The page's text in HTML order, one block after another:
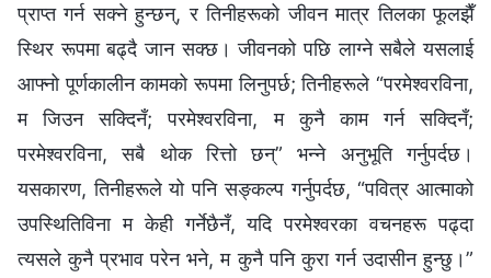
प्राप्त गर्न सक्‍ने हुन्छन्, र तिनीहरूको जीवन मात्र तिलका फूलझैँ
स्थिर रूपमा बढ्दै जान सक्छ। जीवनको पछि लाग्ने सबैले यसलाई
आफ्नो पूर्णकालीन कामको रूपमा लिनुपर्छ; तिनीहरूले “परमेश्‍वरविना,
म जिउन सक्दिनँ; परमेश्‍वरविना, म कुनै काम गर्न सक्दिनँ;
परमेश्‍वरविना, सबै थोक रित्तो छन्” भन्‍ने अनुभूति गर्नुपर्दछ।
यसकारण, तिनीहरूले यो पनि सङ्कल्प गर्नुपर्दछ, “पवित्र आत्माको
उपस्थितिविना म केही गर्नेछैनँ, यदि परमेश्‍वरका वचनहरू पढ्दा
त्यसले कुनै प्रभाव परेन भने, म कुनै पनि कुरा गर्न उदासीन हुन्छु।”